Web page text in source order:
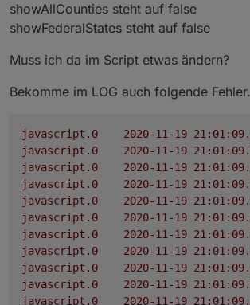
showAllCounties steht auf false
showFederalStates steht auf false
Muss ich da im Script etwas ändern?
Bekomme im LOG auch folgende Fehler.
javascript.0
javascript.0
javascript.0
javascript.0
javascript.0
javascript.0
javascript.0
javascript.0
javascript.0
javascript.0
javascript.0